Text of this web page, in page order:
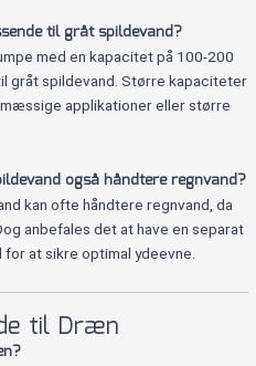
til gråt spildevand?
med en kapacitet på 100-200
gråt spildevand. Større kapaciteter
applikationer eller større
også håndtere regnvand?
kan ofte håndtere regnvand, da
anbefales det at have en separat
at sikre optimal ydeevne.
til Dræn